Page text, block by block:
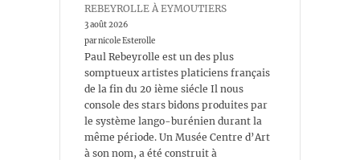
REBEYROLLE À EYMOUTIERS
3 août 2026
par nicole Esterolle
Paul Rebeyrolle est un des plus
somptueux artistes platiciens français
de la fin du 20 ième siécle Il nous
console des stars bidons produites par
le système lango-burénien durant la
même période. Un Musée Centre d’Art
à son nom, a été construit à